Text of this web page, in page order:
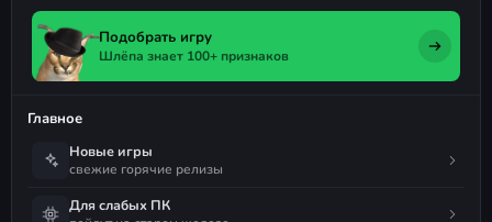
Подобрать игру
Шлёпа знает 100+ признаков
Главное
Новые игры
свежие горячие релизы
Для слабых ПК